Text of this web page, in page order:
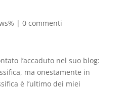
| 0 commenti
l’accaduto nel suo blog:
ma onestamente in
è l’ultimo dei miei